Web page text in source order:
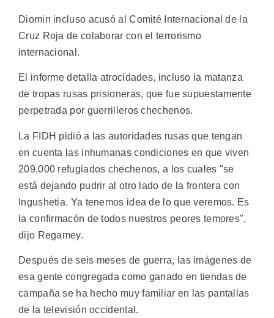
Diomin incluso acusó al Comité Internacional de la
Cruz Roja de colaborar con el terrorismo
internacional.
El informe detalla atrocidades, incluso la matanza
de tropas rusas prisioneras, que fue supuestamente
perpetrada por guerrilleros chechenos.
La FIDH pidió a las autoridades rusas que tengan
en cuenta las inhumanas condiciones en que viven
209.000 refugiados chechenos, a los cuales "se
está dejando pudrir al otro lado de la frontera con
Ingushetia. Ya tenemos idea de lo que veremos. Es
la confirmacón de todos nuestros peores temores",
dijo Regamey.
Después de seis meses de guerra, las imágenes de
esa gente congregada como ganado en tiendas de
campaña se ha hecho muy familiar en las pantallas
de la televisión occidental.